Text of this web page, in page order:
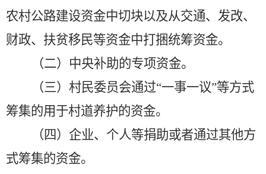
农村公路建设资金中切块以及从交通、发改、
财政、扶贫移民等资金中打捆统筹资金。
（二）中央补助的专项资金。
（三）村民委员会通过“一事一议”等方式
筹集的用于村道养护的资金。
（四）企业、个人等捐助或者通过其他方
式筹集的资金。